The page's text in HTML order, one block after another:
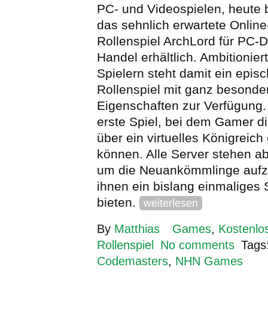
PC- und Videospielen, heute
das sehnlich erwartete
Rollenspiel ArchLord für PC-
Handel erhältlich.
Spielern steht damit ein
Rollenspiel mit ganz
Eigenschaften zur
erste Spiel, bei dem Gamer
über ein virtuelles Königreich
können. Alle Server stehen
um die Neuankömmlinge
ihnen ein bislang einmaliges
bieten.
weiterlesen
By Matthias Games,
Rollenspiel
No comments
Codemasters, NHN Games